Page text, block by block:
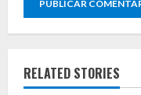
RELATED STORIES